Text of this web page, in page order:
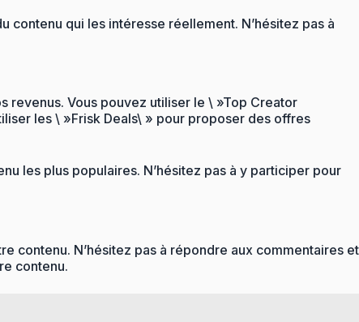
qui les intéresse réellement. N’hésitez pas à
revenus. Vous pouvez utiliser le \ »Top Creator
les \ »Frisk Deals\ » pour proposer des offres
les plus populaires. N’hésitez pas à y participer pour
contenu. N’hésitez pas à répondre aux commentaires et
contenu.